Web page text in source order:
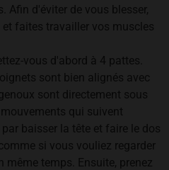
Afin d'éviter de vous blesser,
faites travailler vos muscles
vous d'abord à 4 pattes.
sont bien alignés avec
sont directement sous
qui suivent
baisser la tête et faire le dos
si vous vouliez regarder
même temps. Ensuite, prenez